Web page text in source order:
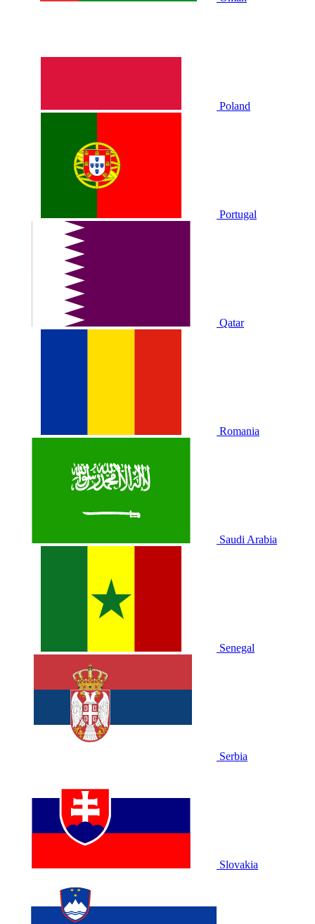
Poland
Portugal
Qatar
Romania
Saudi Arabia
Senegal
Serbia
Slovakia